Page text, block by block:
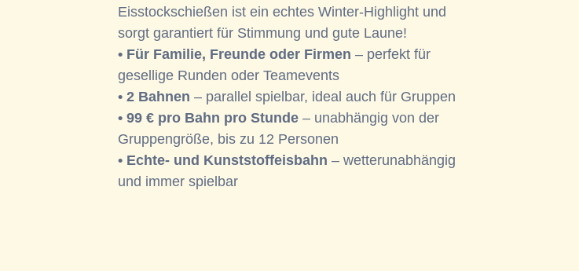
Eisstockschießen ist ein echtes Winter-Highlight und
sorgt garantiert für Stimmung und gute Laune!
• Für Familie, Freunde oder Firmen – perfekt für
gesellige Runden oder Teamevents
• 2 Bahnen – parallel spielbar, ideal auch für Gruppen
• 99 € pro Bahn pro Stunde – unabhängig von der
Gruppengröße, bis zu 12 Personen
• Echte- und Kunststoffeisbahn – wetterunabhängig
und immer spielbar